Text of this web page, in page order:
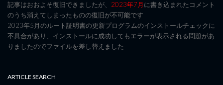
記事はおおよそ復旧できましたが、 2023年7月に書き込まれたコメント
のうち消えてしまったものの復旧が不可能です
2023年5月のルート証明書の更新プログラムのインストールチェックに
不具合があり、インストールに成功してもエラーが表示される問題があ
りましたのでファイルを差し替えました
ARTICLE SEARCH